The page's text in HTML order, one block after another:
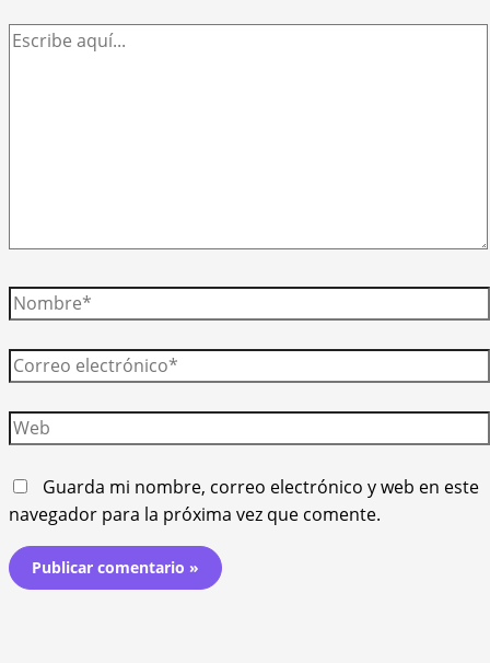
Escribe
Nombre*
Correo
electrónico*
Web
Guarda mi nombre, correo electrónico y web en este
navegador para la próxima vez que comente.